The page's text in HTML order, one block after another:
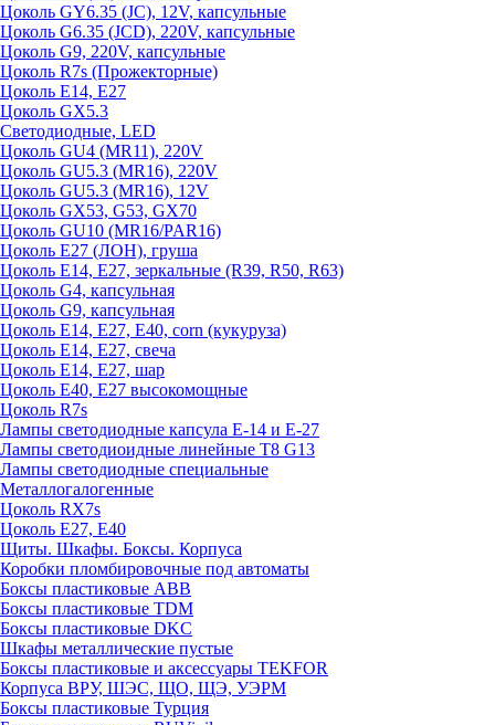
Цоколь GY6.35 (JC), 12V, капсульные
Цоколь G6.35 (JCD), 220V, капсульные
Цоколь G9, 220V, капсульные
Цоколь R7s (Прожекторные)
Цоколь E14, E27
Цоколь GX5.3
Светодиодные, LED
Цоколь GU4 (MR11), 220V
Цоколь GU5.3 (MR16), 220V
Цоколь GU5.3 (MR16), 12V
Цоколь GX53, G53, GX70
Цоколь GU10 (MR16/PAR16)
Цоколь Е27 (ЛОН), груша
Цоколь Е14, Е27, зеркальные (R39, R50, R63)
Цоколь G4, капсульная
Цоколь G9, капсульная
Цоколь Е14, Е27, Е40, corn (кукуруза)
Цоколь Е14, Е27, свеча
Цоколь Е14, Е27, шар
Цоколь Е40, Е27 высокомощные
Цоколь R7s
Лампы светодиодные капсула Е-14 и Е-27
Лампы светодиоидные линейные T8 G13
Лампы светодиодные специальные
Металлогалогенные
Цоколь RX7s
Цоколь Е27, E40
Щиты. Шкафы. Боксы. Корпуса
Коробки пломбировочные под автоматы
Боксы пластиковые ABB
Боксы пластиковые TDM
Боксы пластиковые DKC
Шкафы металлические пустые
Боксы пластиковые и аксессуары TEKFOR
Корпуса ВРУ, ШЭС, ЩО, ЩЭ, УЭРМ
Боксы пластиковые Турция